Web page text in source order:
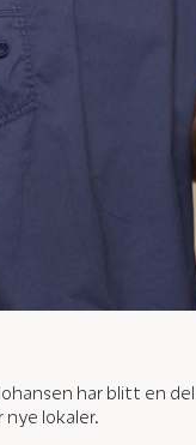
har blitt en
lokaler.